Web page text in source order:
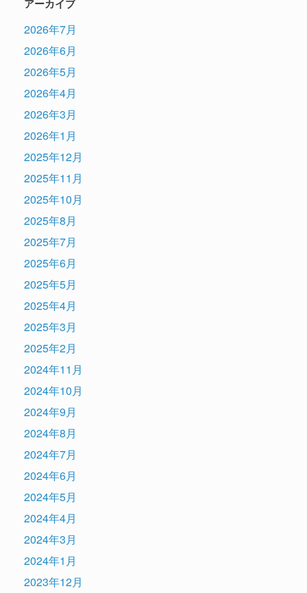
アーカイブ
2026年7月
2026年6月
2026年5月
2026年4月
2026年3月
2026年1月
2025年12月
2025年11月
2025年10月
2025年8月
2025年7月
2025年6月
2025年5月
2025年4月
2025年3月
2025年2月
2024年11月
2024年10月
2024年9月
2024年8月
2024年7月
2024年6月
2024年5月
2024年4月
2024年3月
2024年1月
2023年12月